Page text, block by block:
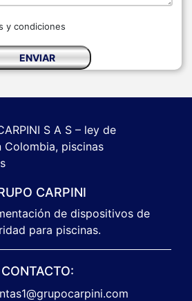
y condiciones
CARPINI
de dispositivos de
para piscinas.
CONTACTO: